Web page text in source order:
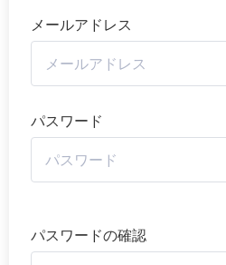
メールアドレス
パスワード
パスワードの確認